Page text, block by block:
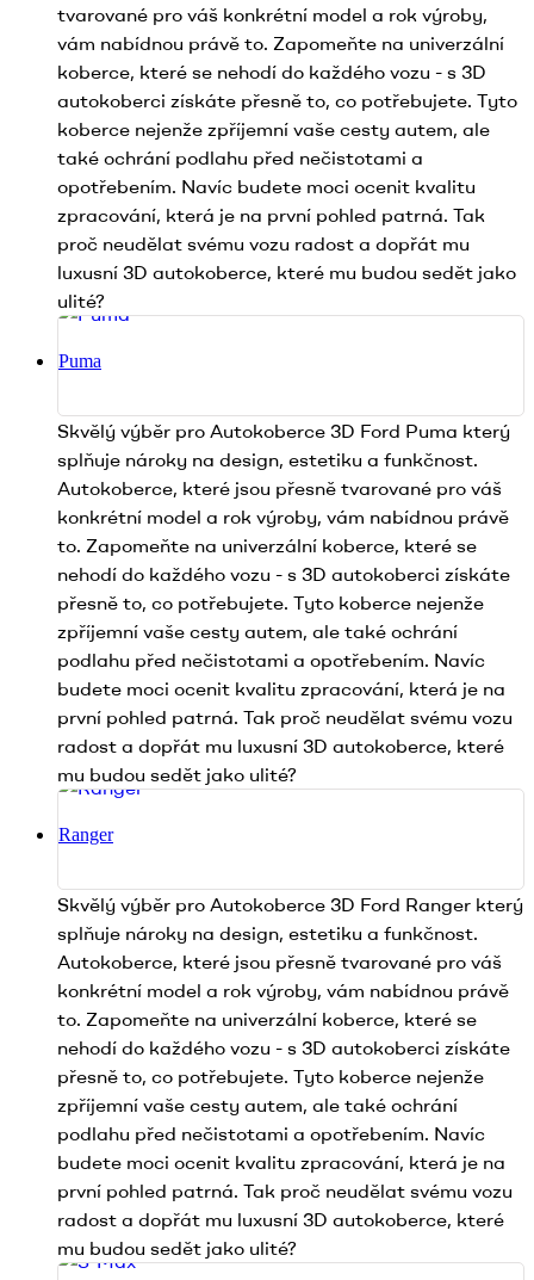
tvarované pro váš konkrétní model a rok výroby,
vám nabídnou právě to. Zapomeňte na univerzální
koberce, které se nehodí do každého vozu - s 3D
autokoberci získáte přesně to, co potřebujete. Tyto
koberce nejenže zpříjemní vaše cesty autem, ale
také ochrání podlahu před nečistotami a
opotřebením. Navíc budete moci ocenit kvalitu
zpracování, která je na první pohled patrná. Tak
proč neudělat svému vozu radost a dopřát mu
luxusní 3D autokoberce, které mu budou sedět jako
ulité?
Puma
Skvělý výběr pro Autokoberce 3D Ford Puma který
splňuje nároky na design, estetiku a funkčnost.
Autokoberce, které jsou přesně tvarované pro váš
konkrétní model a rok výroby, vám nabídnou právě
to. Zapomeňte na univerzální koberce, které se
nehodí do každého vozu - s 3D autokoberci získáte
přesně to, co potřebujete. Tyto koberce nejenže
zpříjemní vaše cesty autem, ale také ochrání
podlahu před nečistotami a opotřebením. Navíc
budete moci ocenit kvalitu zpracování, která je na
první pohled patrná. Tak proč neudělat svému vozu
radost a dopřát mu luxusní 3D autokoberce, které
mu budou sedět jako ulité?
Ranger
Skvělý výběr pro Autokoberce 3D Ford Ranger který
splňuje nároky na design, estetiku a funkčnost.
Autokoberce, které jsou přesně tvarované pro váš
konkrétní model a rok výroby, vám nabídnou právě
to. Zapomeňte na univerzální koberce, které se
nehodí do každého vozu - s 3D autokoberci získáte
přesně to, co potřebujete. Tyto koberce nejenže
zpříjemní vaše cesty autem, ale také ochrání
podlahu před nečistotami a opotřebením. Navíc
budete moci ocenit kvalitu zpracování, která je na
první pohled patrná. Tak proč neudělat svému vozu
radost a dopřát mu luxusní 3D autokoberce, které
mu budou sedět jako ulité?